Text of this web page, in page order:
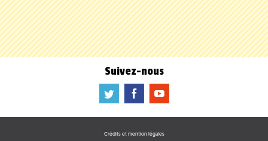
Suivez-nous
a b f
Crédits et mention légales